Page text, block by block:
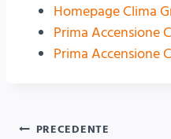
Homepage Clima
Prima Accensione
Prima Accensione
PRECEDENTE